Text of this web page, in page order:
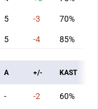
5 -3 70%
5 -4 85%
A +/- KAST
- -2 60%